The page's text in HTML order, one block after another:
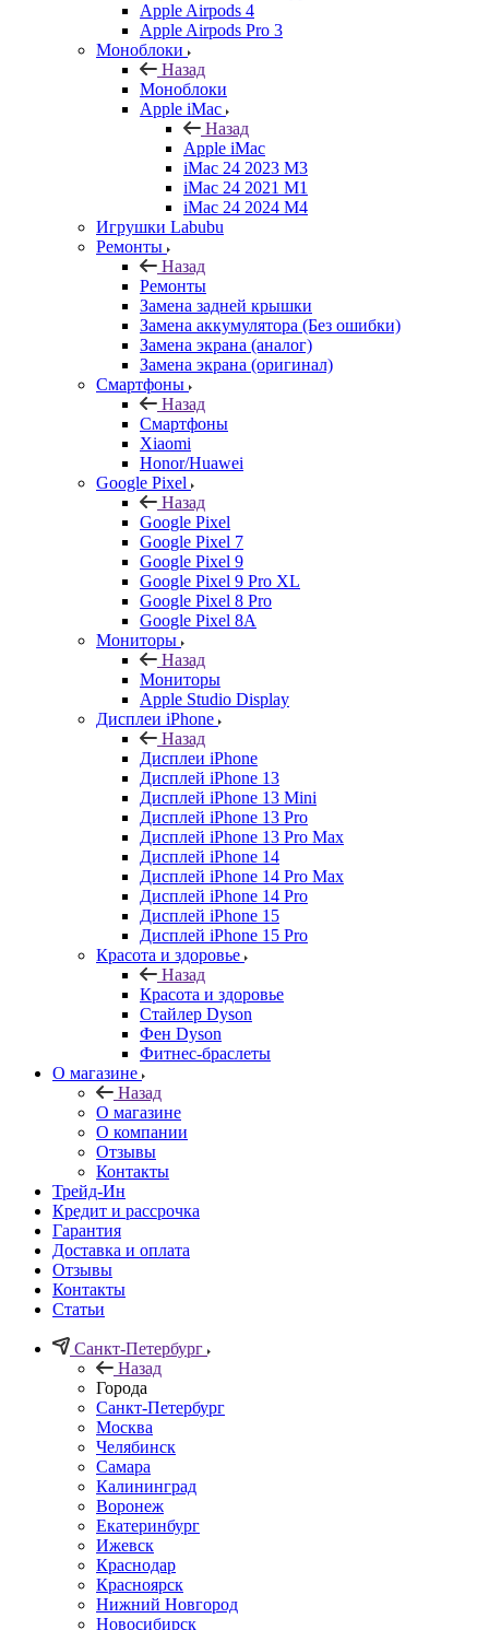
Apple Airpods 4
Apple Airpods Pro 3
Моноблоки
Назад
Моноблоки
Apple iMac
Назад
Apple iMac
iMac 24 2023 M3
iMac 24 2021 M1
iMac 24 2024 M4
Игрушки Labubu
Ремонты
Назад
Ремонты
Замена задней крышки
Замена аккумулятора (Без ошибки)
Замена экрана (аналог)
Замена экрана (оригинал)
Смартфоны
Назад
Смартфоны
Xiaomi
Honor/Huawei
Google Pixel
Назад
Google Pixel
Google Pixel 7
Google Pixel 9
Google Pixel 9 Pro XL
Google Pixel 8 Pro
Google Pixel 8A
Мониторы
Назад
Мониторы
Apple Studio Display
Дисплеи iPhone
Назад
Дисплеи iPhone
Дисплей iPhone 13
Дисплей iPhone 13 Mini
Дисплей iPhone 13 Pro
Дисплей iPhone 13 Pro Max
Дисплей iPhone 14
Дисплей iPhone 14 Pro Max
Дисплей iPhone 14 Pro
Дисплей iPhone 15
Дисплей iPhone 15 Pro
Красота и здоровье
Назад
Красота и здоровье
Стайлер Dyson
Фен Dyson
Фитнес-браслеты
О магазине
Назад
О магазине
О компании
Отзывы
Контакты
Трейд-Ин
Кредит и рассрочка
Гарантия
Доставка и оплата
Отзывы
Контакты
Статьи
Санкт-Петербург
Назад
Города
Санкт-Петербург
Москва
Челябинск
Самара
Калининград
Воронеж
Екатеринбург
Ижевск
Краснодар
Красноярск
Нижний Новгород
Новосибирск